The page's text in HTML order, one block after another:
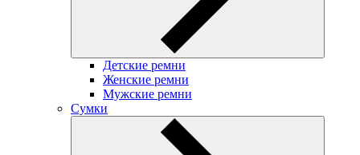
Детские ремни
Женские ремни
Мужские ремни
Сумки